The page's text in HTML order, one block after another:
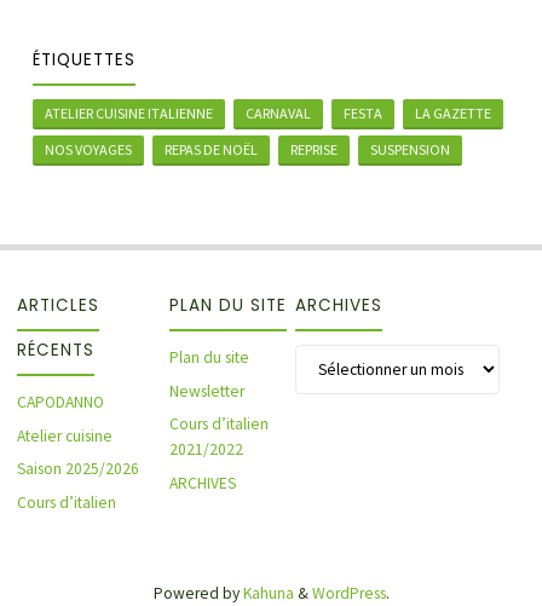
ÉTIQUETTES
ATELIER CUISINE ITALIENNE CARNAVAL FESTA
LA GAZETTE
NOS VOYAGES
REPAS DE NOËL REPRISE SUSPENSION
ARTICLES
RÉCENTS
CAPODANNO
Atelier cuisine
Saison 2025/2026
Cours d’italien
PLAN DU SITE
Plan du site
Newsletter
Cours d’italien
2021/2022
ARCHIVES
ARCHIVES
Powered byKahuna &WordPress.